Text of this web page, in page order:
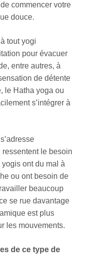
commencer votre
douce.
tout yogi
pour évacuer
entre autres, à
de détente
le Hatha yoga ou
s’intégrer à
le besoin
ont du mal à
ou ont besoin de
beaucoup
se rue davantage
est plus
les mouvements.
de ce type de